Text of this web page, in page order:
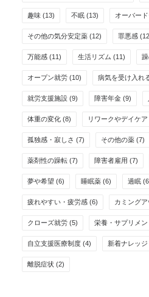
趣味 (13) 不眠 (13) オーバー
その他の気分安定薬 (12) 罪悪感
万能感 (11) 生活リズム (11)
オープン就労 (10) 病気を受け入れ
就労支援施設 (9) 障害年金 (9)
体重の変化 (8) リワークやデイケア
孤独感・寂しさ (7) その他の薬 (7)
薬剤性の躁転 (7) 障害者雇用 (7)
夢や希望 (6) 睡眠薬 (6) 過眠
疲れやすい・疲労感 (6) カミングア
クローズ就労 (5) 栄養・サプリメン
自立支援医療制度 (4) 新着ナレッジ
離脱症状 (2)